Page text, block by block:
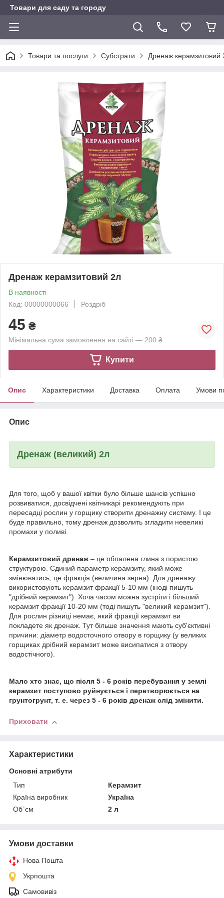
Товари для саду та городу
Товари та послуги Субстрати Дренаж керамзитовий
Дренаж керамзитовий 2л
В наявності
Код: 00000000066
Роздріб
45 ₴
Мінімальна сума замовлення на сайті — 200 ₴
Купити
Опис Характеристики Доставка Оплата Умови
Опис
Дренаж (великий) 2л
Для того, щоб у вашої квітки було більше шансів успішно
розвиватися, досвідчені квітникарі рекомендують при
пересадці рослин у горщику створити дренажну систему. І це
буде правильно, тому дренаж дозволить згладити невеликі
промахи у поливі.
Керамзитовий дренаж – це обпалена глина з пористою
структурою. Єдиний параметр керамзиту, який може
змінюватись, це фракція (величина зерна). Для дренажу
використовують керамзит фракції 5-10 мм (іноді пишуть
"дрібний керамзит"). Хоча часом можна зустріти і більший
керамзит фракції 10-20 мм (тоді пишуть "великий керамзит").
Для рослин різниці немає, який фракції керамзит ви
покладете як дренаж. Тут більше значення мають суб'єктивні
причини: діаметр водосточного отвору в горщику (у великих
горщиках дрібний керамзит може висипатися з отвору
водостічного).
Мало хто знає, що після 5 - 6 років перебування у землі
керамзит поступово руйнується і перетворюється на
грунтогрунт, т. е. через 5 - 6 років дренаж слід змінити.
Приховати
Характеристики
Основні атрибути
Тип
Керамзит
Країна виробник
Україна
Об`єм
2 л
Умови доставки
Нова Пошта
Укрпошта
Самовивіз